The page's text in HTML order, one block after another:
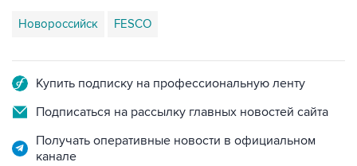
Новороссийск FESCO
Купить подписку на профессиональную ленту
Подписаться на рассылку главных новостей сайта
Получать оперативные новости в официальном
канале